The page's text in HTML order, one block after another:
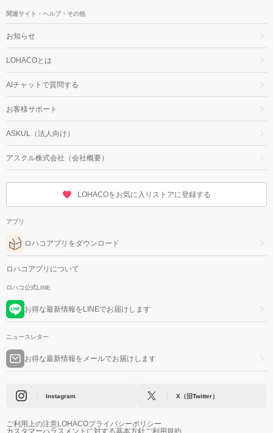
関連サイト・ヘルプ・その他
お知らせ
LOHACOとは
AIチャットで質問する
お客様サポート
ASKUL（法人向け）
アスクル株式会社（会社概要）
LOHACOをお気に入りストアに登録する
アプリ
ロハコアプリをダウンロード
ロハコアプリについて
ロハコ公式LINE
お得な最新情報をLINEでお届けします
ニュースレター
お得な最新情報をメールでお届けします
Instagram X（旧Twitter）
ご利用上の注意LOHACOプライバシーポリシー
カスタマーハラスメントに対する基本方針 ご利用規約